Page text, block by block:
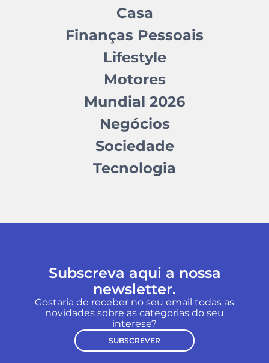
Casa
Finanças Pessoais
Lifestyle
Motores
Mundial 2026
Negócios
Sociedade
Tecnologia
Subscreva aqui a nossa
newsletter.
Gostaria de receber no seu email todas as
novidades sobre as categorias do seu
interese?
SUBSCREVER